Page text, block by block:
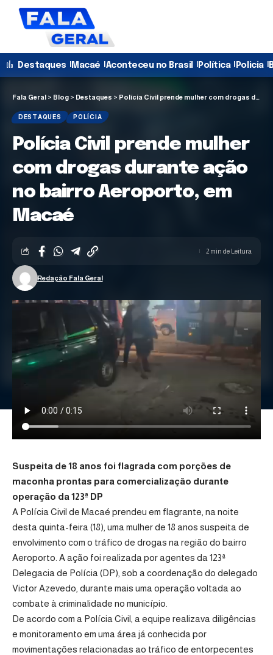
Destaques Macaé Aconteceu no Brasil Política Policia
Fala Geral > Blog > Destaques > Polícia Civil prende mulher com drogas durante ação no bairro Aeroporto, em Macaé
DESTAQUES POLÍCIA
Polícia Civil prende mulher
com drogas durante ação
no bairro Aeroporto, em
Macaé
Redação Fala Geral
2 min de Leitura
Suspeita de 18 anos foi flagrada com porções de
maconha prontas para comercialização durante
operação da 123ª DP
A Polícia Civil de Macaé prendeu em flagrante, na noite
desta quinta-feira (18), uma mulher de 18 anos suspeita de
envolvimento com o tráfico de drogas na região do bairro
Aeroporto. A ação foi realizada por agentes da 123ª
Delegacia de Polícia (DP), sob a coordenação do delegado
Victor Azevedo, durante mais uma operação voltada ao
combate à criminalidade no município.
De acordo com a Polícia Civil, a equipe realizava diligências
e monitoramento em uma área já conhecida por
movimentações relacionadas ao tráfico de entorpecentes